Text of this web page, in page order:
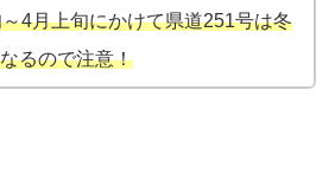
4月上旬にかけて県道251号は冬
るので注意！